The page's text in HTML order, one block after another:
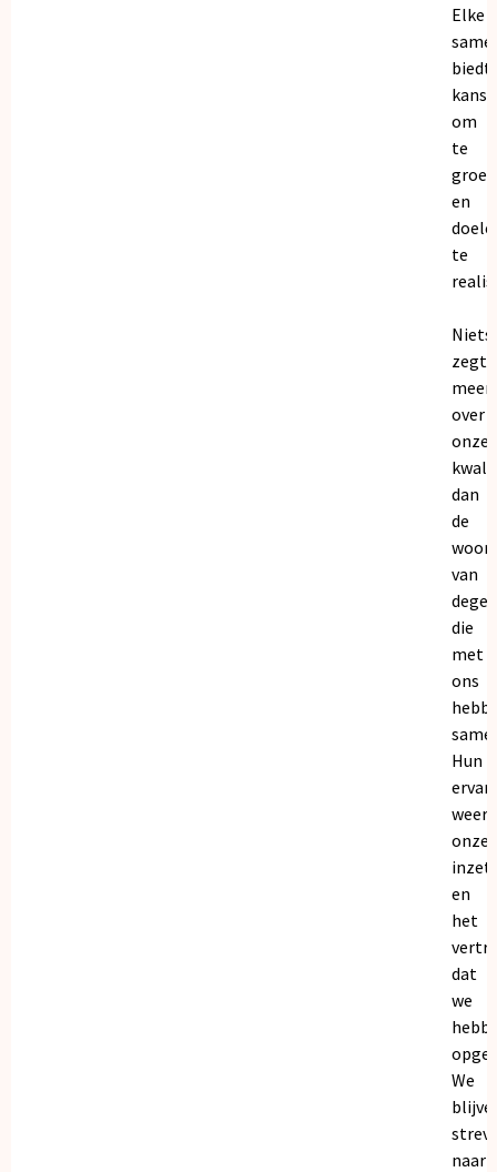
Elke
biedt
om
te
en
te
Niets
zegt
meer
over
onze
dan
de
van
die
met
ons
Hun
onze
inzet
en
het
dat
we
We
naar